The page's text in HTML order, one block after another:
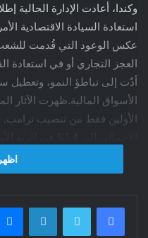
وكندا، أعادت الإدارة
استعادة السيادة الاقتصادية
عكس الوعود التي قُدمت
العجز التجاري أو في استعادة
أدّت إلى تباطؤ النمو، وتعطيل
الأسواق المالية.ظهرت الآثار
الأولين فقط من تنصيب ترامب.
أسعار
المستوردة بعد فرض رسوم
ستة أسابيع فقط، وسط تزايد
فيسبوك تويتر لينكدإن